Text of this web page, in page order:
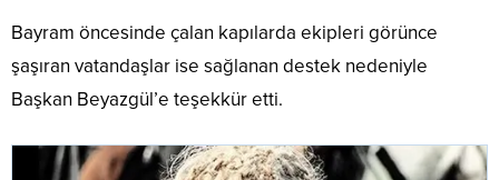
Bayram öncesinde çalan kapılarda ekipleri görünce
şaşıran vatandaşlar ise sağlanan destek nedeniyle
Başkan Beyazgül’e teşekkür etti.